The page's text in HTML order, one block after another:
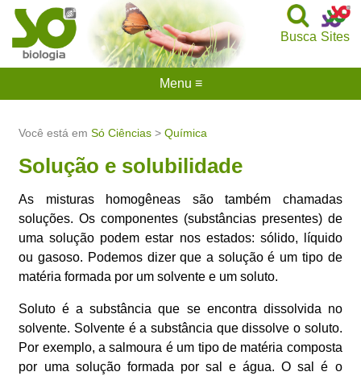
Sites
Busca
Você está emSó Ciências >Química
Solução e solubilidade
As misturas homogêneas são também chamadas
soluções. Os componentes (substâncias presentes) de
uma solução podem estar nos estados: sólido, líquido
ou gasoso. Podemos dizer que a solução é um tipo de
matéria formada por um solvente e um soluto.
Soluto é a substância que se encontra dissolvida no
solvente. Solvente é a substância que dissolve o soluto.
Por exemplo, a salmoura é um tipo de matéria composta
por uma solução formada por sal e água. O sal é o